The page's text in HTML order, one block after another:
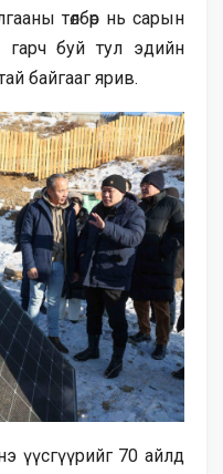
төлбөр нь сарын
гарч буй тул эдийн
байгааг ярив.
үүсгүүрийг 70 айлд